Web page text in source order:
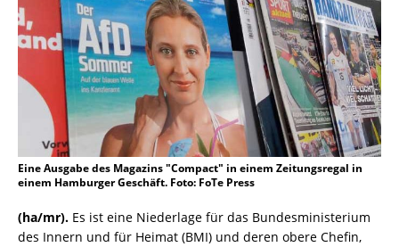
Eine Ausgabe des Magazins "Compact" in einem Zeitungsregal in
einem Hamburger Geschäft. Foto: FoTe Press
(ha/mr). Es ist eine Niederlage für das Bundesministerium
des Innern und für Heimat (BMI) und deren obere Chefin,